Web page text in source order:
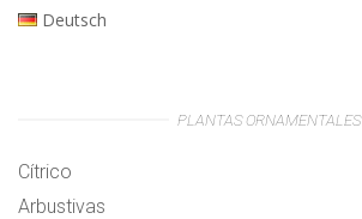
Deutsch
PLANTAS ORNAMENTALES
Cítrico
Arbustivas